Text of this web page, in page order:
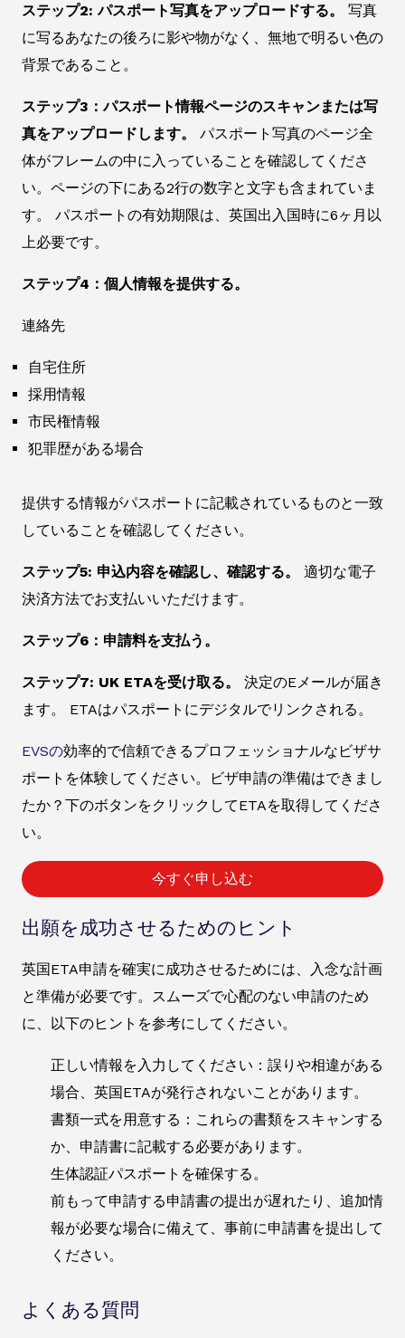
ステップ2: パスポート写真をアップロードする。
写真
に写るあなたの後ろに影や物がなく、無地で明るい色の
背景であること。
ステップ3：パスポート情報ページのスキャンまたは写
真をアップロードします。
パスポート写真のページ全
体がフレームの中に入っていることを確認してくださ
い。ページの下にある2行の数字と文字も含まれていま
す。 パスポートの有効期限は、英国出入国時に6ヶ月以
上必要です。
ステップ4：個人情報を提供する。
連絡先
自宅住所
採用情報
市民権情報
犯罪歴がある場合
提供する情報がパスポートに記載されているものと一致
していることを確認してください。
ステップ5: 申込内容を確認し、確認する。
適切な電子
決済方法でお支払いいただけます。
ステップ6：申請料を支払う。
ステップ7: UK ETAを受け取る。 決定のEメールが届き
ます。 ETAはパスポートにデジタルでリンクされる。
EVSの効率的で信頼できるプロフェッショナルなビザサ
ポートを体験してください。ビザ申請の準備はできまし
たか？下のボタンをクリックしてETAを取得してくださ
い。
今すぐ申し込む
出願を成功させるためのヒント
英国ETA申請を確実に成功させるためには、入念な計画
と準備が必要です。スムーズで心配のない申請のため
に、以下のヒントを参考にしてください。
正しい情報を入力してください：誤りや相違がある
場合、英国ETAが発行されないことがあります。
書類一式を用意する：これらの書類をスキャンする
か、申請書に記載する必要があります。
生体認証パスポートを確保する。
前もって申請する申請書の提出が遅れたり、追加情
報が必要な場合に備えて、事前に申請書を提出して
ください。
よくある質問